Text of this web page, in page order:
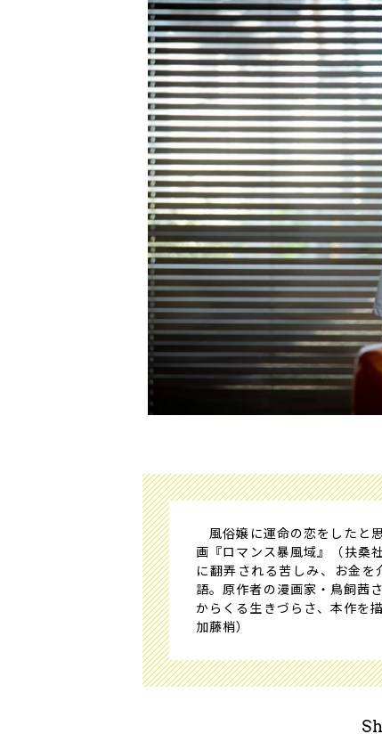
風俗嬢に運命の恋をしたと
画『ロマンス暴風域』（扶桑
に翻弄される苦しみ、お金
語。原作者の漫画家・鳥飼茜
からくる生きづらさ、本作を
加藤梢）